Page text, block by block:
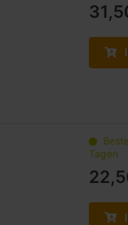
Tagen